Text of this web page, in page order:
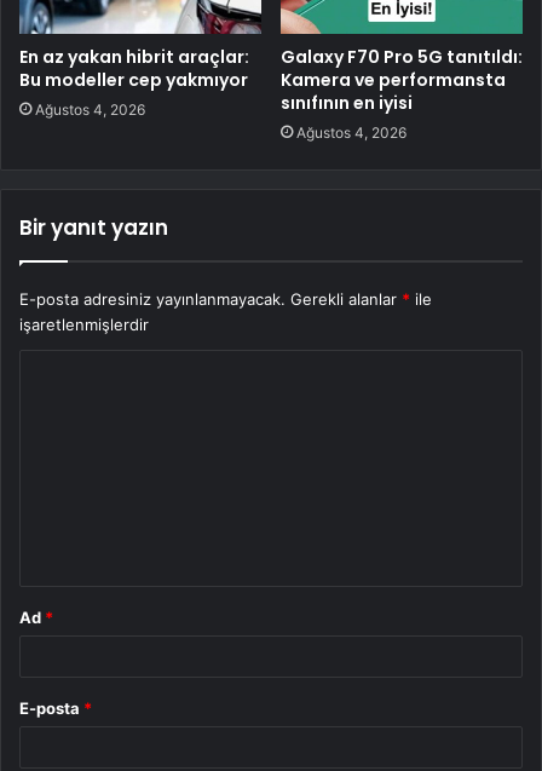
En az yakan hibrit araçlar:
Bu modeller cep yakmıyor
Ağustos 4, 2026
Galaxy F70 Pro 5G tanıtıldı:
Kamera ve performansta
sınıfının en iyisi
Ağustos 4, 2026
Bir yanıt yazın
E-posta adresiniz yayınlanmayacak. Gerekli alanlar * ile
işaretlenmişlerdir
Ad *
E-posta *